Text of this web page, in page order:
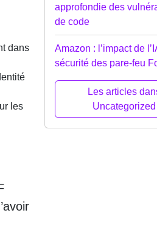
dans
les
approfondie des
de code
Amazon : l’impact de
sécurité des pare-feu
Les articles
Uncategorized